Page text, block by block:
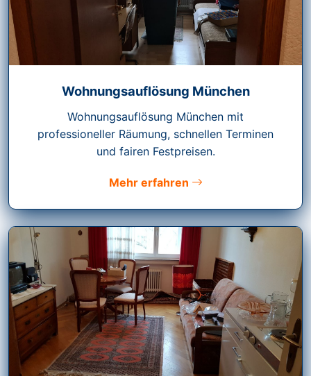
Wohnungsauflösung München
Wohnungsauflösung München mit
professioneller Räumung, schnellen Terminen
und fairen Festpreisen.
Mehr erfahren